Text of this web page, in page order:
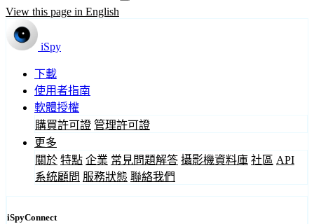
View this page in English
iSpy
下載
使用者指南
軟體授權
購買許可證 管理許可證
更多
關於 特點 企業 常見問題解答 攝影機資料庫 社區 API
系統顧問 服務狀態 聯絡我們
iSpyConnect